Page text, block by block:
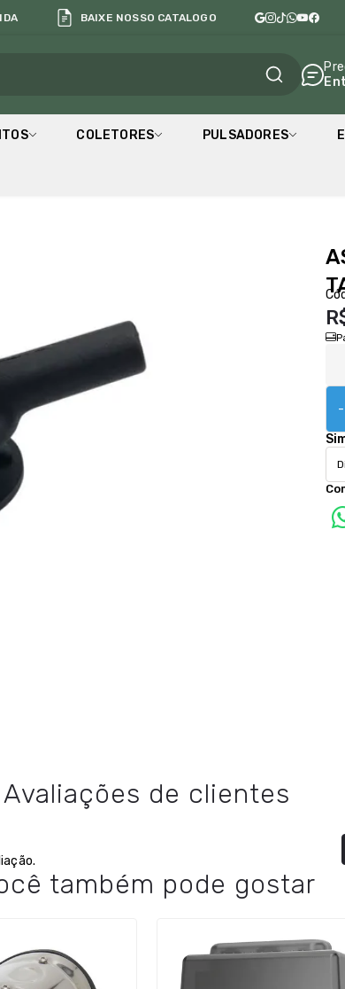
BAIXE NOSSO CATALOGO
COLETORES PULSADORES
-
Avaliações de clientes
também pode gostar